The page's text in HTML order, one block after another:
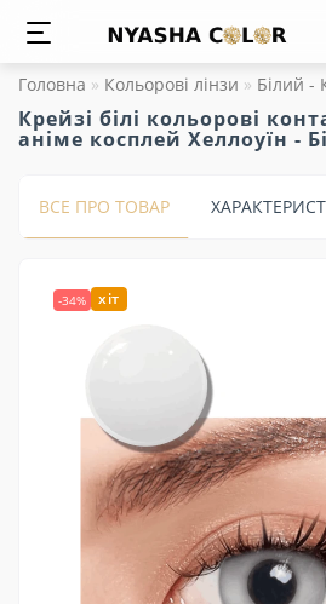
Головна Кольорові лінзи Білий -
Крейзі білі кольорові
аніме косплей Хеллоуїн -
ВСЕ ПРО ТОВАР
-34% хіт